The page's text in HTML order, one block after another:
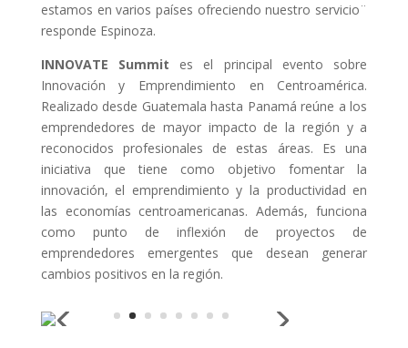
estamos en varios países ofreciendo nuestro servicio¨
responde Espinoza.
INNOVATE Summit es el principal evento sobre
Innovación y Emprendimiento en Centroamérica.
Realizado desde Guatemala hasta Panamá reúne a los
emprendedores de mayor impacto de la región y a
reconocidos profesionales de estas áreas. Es una
iniciativa que tiene como objetivo fomentar la
innovación, el emprendimiento y la productividad en
las economías centroamericanas. Además, funciona
como punto de inflexión de proyectos de
emprendedores emergentes que desean generar
cambios positivos en la región.